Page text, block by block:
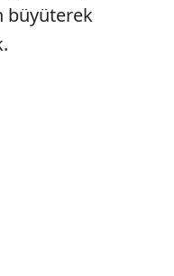
büyüterek